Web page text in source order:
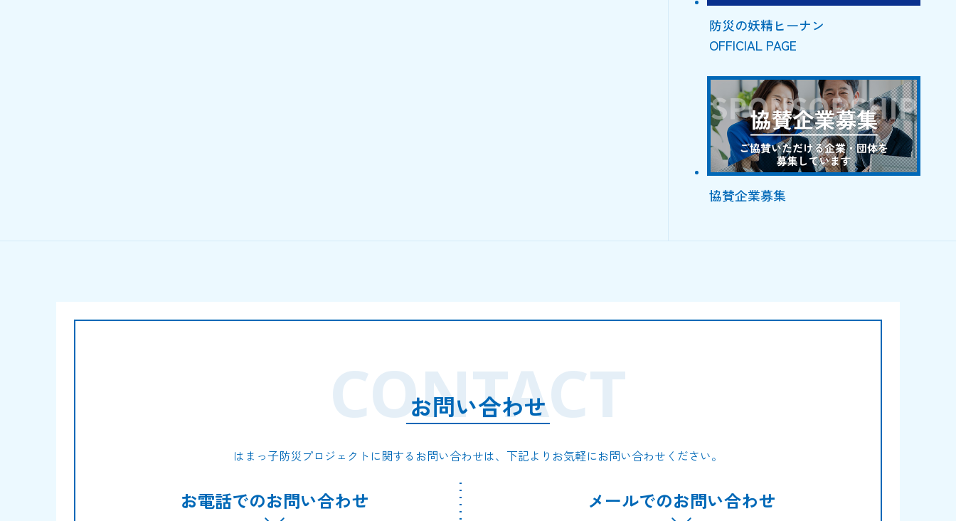
防災の妖精ヒーナン
OFFICIAL PAGE
協賛企業募集
お問い合わせ
CONTACT
はまっ子防災プロジェクトに関するお問い合わせは、下記よりお気軽にお問い合わせください。
お電話でのお問い合わせ メールでのお問い合わせ